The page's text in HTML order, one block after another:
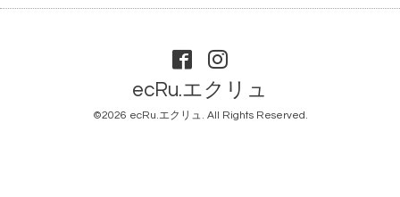
ecRu.エクリュ
©2026 ecRu.エクリュ. All Rights Reserved.